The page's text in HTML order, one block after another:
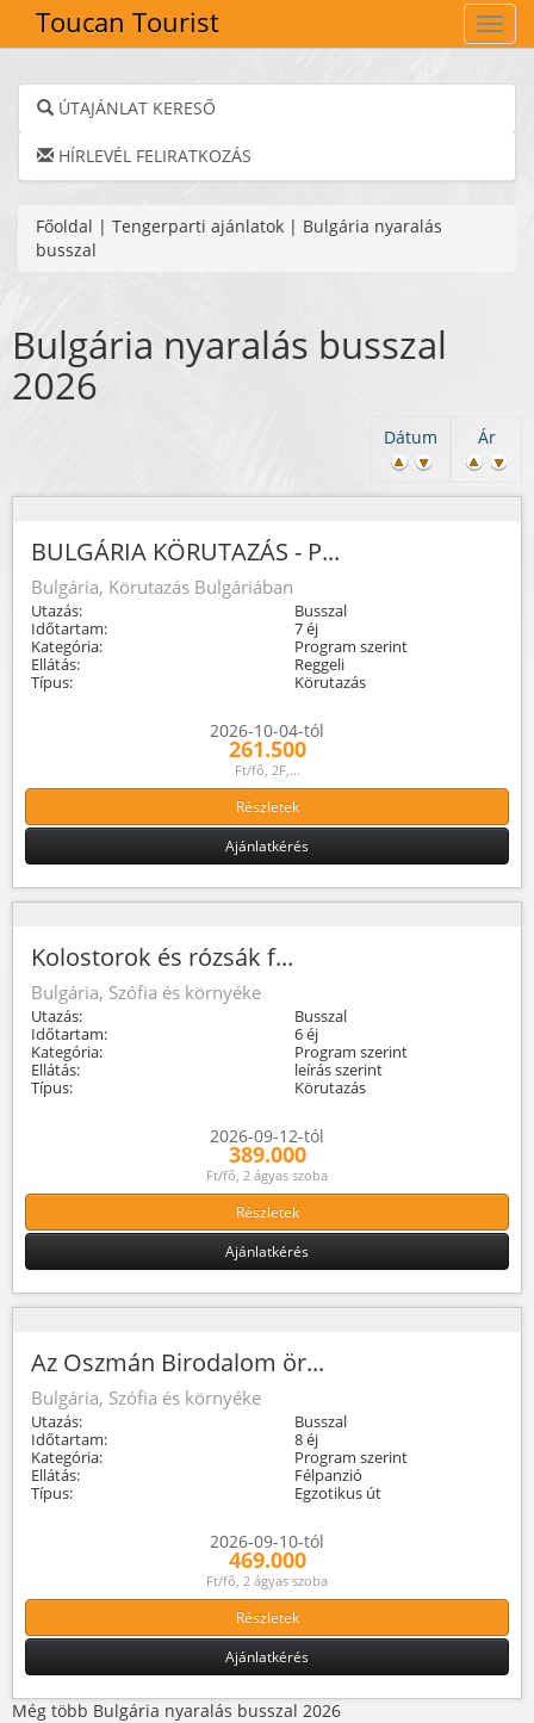
Toucan Tourist
ÚTAJÁNLAT KERESŐ
HÍRLEVÉL FELIRATKOZÁS
Főoldal | Tengerparti ajánlatok | Bulgária nyaralás
busszal
Bulgária nyaralás busszal
2026
Ár
Dátum
BULGÁRIA KÖRUTAZÁS - P...
Bulgária, Körutazás Bulgáriában
Utazás:
Busszal
Időtartam:
7 éj
Kategória:
Program szerint
Ellátás:
Reggeli
Típus:
Körutazás
2026-10-04-tól
261.500
Ft/fő, 2F,...
Részletek
Ajánlatkérés
Kolostorok és rózsák f...
Bulgária, Szófia és környéke
Utazás:
Busszal
Időtartam:
6 éj
Kategória:
Program szerint
Ellátás:
leírás szerint
Típus:
Körutazás
2026-09-12-tól
389.000
Ft/fő, 2 ágyas szoba
Részletek
Ajánlatkérés
Az Oszmán Birodalom ör...
Bulgária, Szófia és környéke
Utazás:
Busszal
Időtartam:
8 éj
Kategória:
Program szerint
Ellátás:
Félpanzió
Típus:
Egzotikus út
2026-09-10-tól
469.000
Ft/fő, 2 ágyas szoba
Részletek
Ajánlatkérés
Még több Bulgária nyaralás busszal 2026